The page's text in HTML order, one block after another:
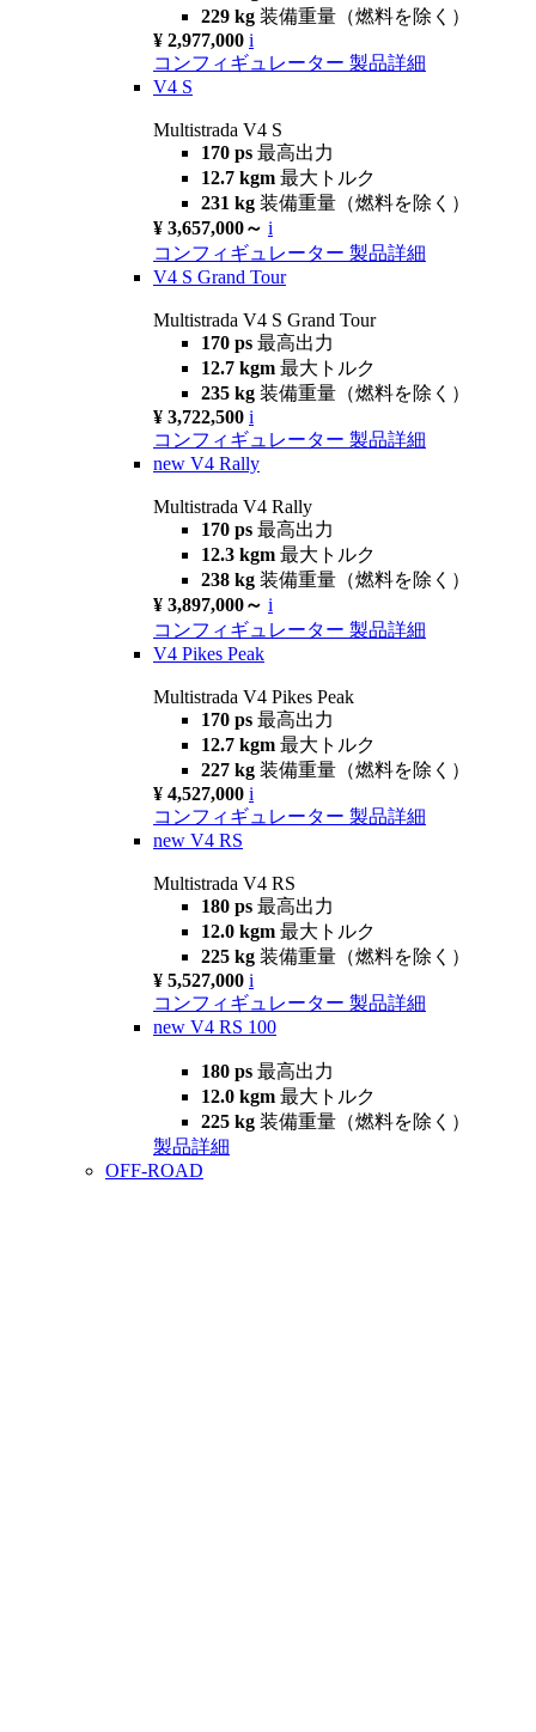
229 kg 装備重量（燃料を除く）
¥ 2,977,000 i
コンフィギュレーター 製品詳細
V4 S
Multistrada V4 S
170 ps 最高出力
12.7 kgm 最大トルク
231 kg 装備重量（燃料を除く）
¥ 3,657,000～ i
コンフィギュレーター 製品詳細
V4 S Grand Tour
Multistrada V4 S Grand Tour
170 ps 最高出力
12.7 kgm 最大トルク
235 kg 装備重量（燃料を除く）
¥ 3,722,500 i
コンフィギュレーター 製品詳細
new V4 Rally
Multistrada V4 Rally
170 ps 最高出力
12.3 kgm 最大トルク
238 kg 装備重量（燃料を除く）
¥ 3,897,000～ i
コンフィギュレーター 製品詳細
V4 Pikes Peak
Multistrada V4 Pikes Peak
170 ps 最高出力
12.7 kgm 最大トルク
227 kg 装備重量（燃料を除く）
¥ 4,527,000 i
コンフィギュレーター 製品詳細
new V4 RS
Multistrada V4 RS
180 ps 最高出力
12.0 kgm 最大トルク
225 kg 装備重量（燃料を除く）
¥ 5,527,000 i
コンフィギュレーター 製品詳細
new V4 RS 100
180 ps 最高出力
12.0 kgm 最大トルク
225 kg 装備重量（燃料を除く）
製品詳細
OFF-ROAD